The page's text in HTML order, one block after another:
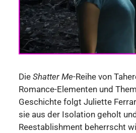
Die Shatter Me-Reihe von
Romance-Elementen und
Geschichte folgt Juliette
sie aus der Isolation geholt
Reestablishment beherrscht